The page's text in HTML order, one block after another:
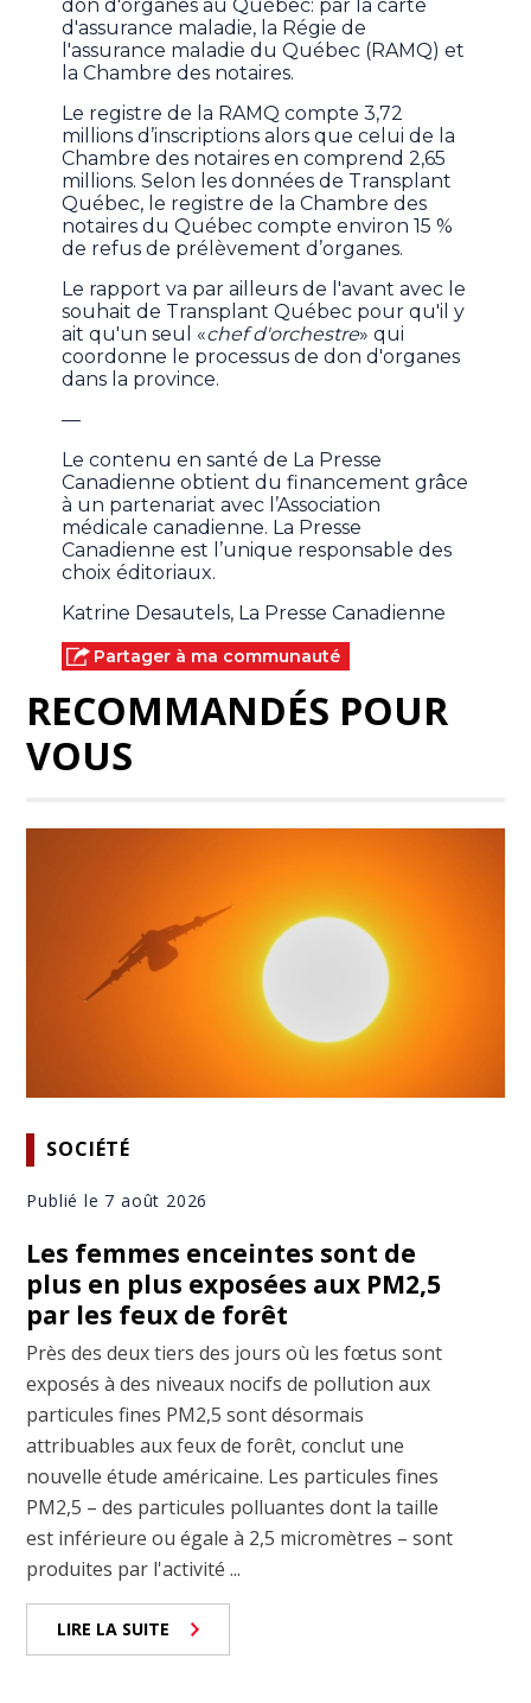
don d'organes au Québec: par la carte
d'assurance maladie, la Régie de
l'assurance maladie du Québec (RAMQ) et
la Chambre des notaires.
Le registre de la RAMQ compte 3,72
millions d’inscriptions alors que celui de la
Chambre des notaires en comprend 2,65
millions. Selon les données de Transplant
Québec, le registre de la Chambre des
notaires du Québec compte environ 15 %
de refus de prélèvement d’organes.
Le rapport va par ailleurs de l'avant avec le
souhait de Transplant Québec pour qu'il y
ait qu'un seul «chef d'orchestre» qui
coordonne le processus de don d'organes
dans la province.
—
Le contenu en santé de La Presse
Canadienne obtient du financement grâce
à un partenariat avec l’Association
médicale canadienne. La Presse
Canadienne est l’unique responsable des
choix éditoriaux.
Katrine Desautels, La Presse Canadienne
Partager à ma communauté
RECOMMANDÉS POUR
VOUS
SOCIÉTÉ
Publié le 7 août 2026
Les femmes enceintes sont de
plus en plus exposées aux PM2,5
par les feux de forêt
Près des deux tiers des jours où les fœtus sont
exposés à des niveaux nocifs de pollution aux
particules fines PM2,5 sont désormais
attribuables aux feux de forêt, conclut une
nouvelle étude américaine. Les particules fines
PM2,5 – des particules polluantes dont la taille
est inférieure ou égale à 2,5 micromètres – sont
produites par l'activité ...
LIRE LA SUITE